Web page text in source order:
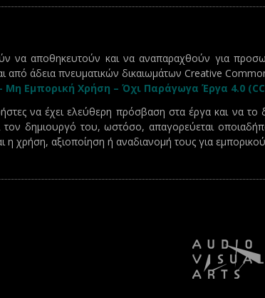
να αποθηκευτούν και να αναπαραχθούν για
από άδεια πνευματικών δικαιωμάτων Creative
Εμπορική Χρήση – Όχι Παράγωγα Έργα 4.0 (CC
να έχει ελεύθερη πρόσβαση στα έργα και να το
δημιουργό του, ωστόσο, απαγορεύεται
χρήση, αξιοποίηση ή αναδιανομή τους για